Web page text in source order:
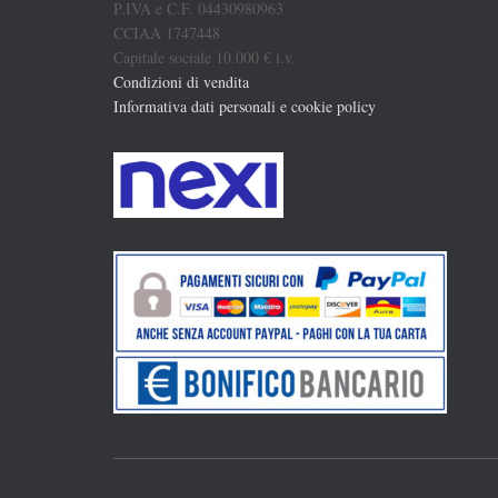
P.IVA e C.F. 04430980963
CCIAA 1747448
Capitale sociale 10.000 € i.v.
Condizioni di vendita
Informativa dati personali e cookie policy